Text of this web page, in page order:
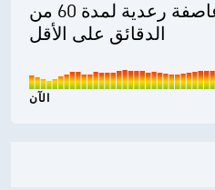
تساقط الأمطار وعاصفة رعدية لمدة 60 من
الدقائق على الأقل
الآن